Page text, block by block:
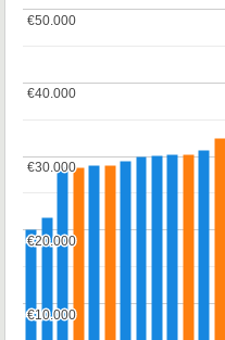
€10.000
€10.000
€20.000
€20.000
€30.000
€30.000
€40.000
€40.000
€50.000
€50.000